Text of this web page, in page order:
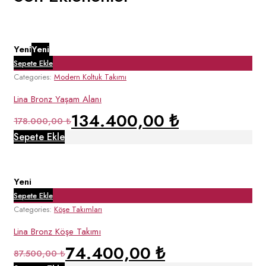
YeniYeni
Sepete Ekle
Categories: Modern Koltuk Takımı
Lina Bronz Yaşam Alanı
178.000,00₺
Orijinal
fiyat:
178.000,00 ₺.
134.400,00 ₺
Şu
andaki
fiyat:
Sepete Ekle
Yeni
Sepete Ekle
Categories: Köşe Takımları
Lina Bronz Köşe Takımı
87.500,00₺
Orijinal
74.400,00 ₺
Şu